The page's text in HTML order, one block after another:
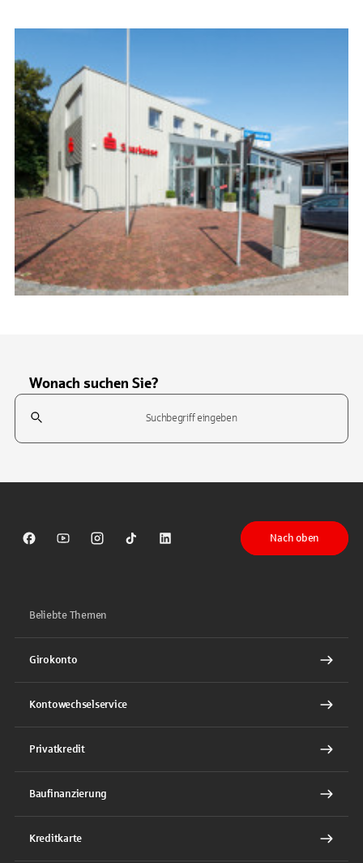
Wonach suchen Sie?
Suchfeld
Sparkasse auf Facebook
Sparkasse auf Youtube
Sparkasse auf Instagram
Sparkasse auf TikTok
Sparkasse auf LinkedIn
Nach oben
Beliebte Themen
Girokonto
Kontowechselservice
Privatkredit
Baufinanzierung
Kreditkarte